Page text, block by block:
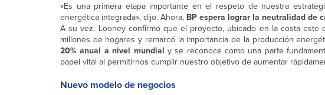
«Es una primera etapa importante en el respeto de nuestra
energética integrada», dijo. Ahora, BP espera lograr la neutralidad de
A su vez, Looney confirmó que el proyecto, ubicado en la costa
millones de hogares y remarcó la importancia de la producción
20% anual a nivel mundial y se reconoce como una parte
papel vital al permitirnos cumplir nuestro objetivo de aumentar
Nuevo modelo de negocios